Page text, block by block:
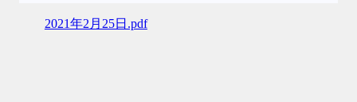
2021年2月25日.pdf